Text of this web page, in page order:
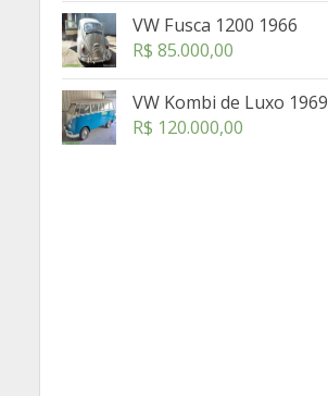
VW Fusca 1200 1966
R$ 85.000,00
VW Kombi de Luxo 1969
R$ 120.000,00